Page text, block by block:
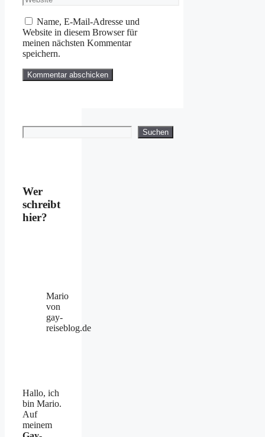
Adresse
Name, E-Mail-Adresse und
Website in diesem Browser für
meinen nächsten Kommentar
speichern.
Suchen Suchen
Wer
schreibt
hier?
Mario
von
gay-
reiseblog.de
Hallo, ich
bin Mario.
Auf
meinem